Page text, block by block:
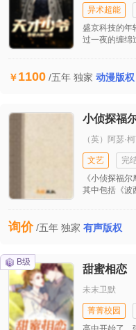
异术超能
盛京科技的年
过一夜的缠绵
和苏瞳之间的
1100 /五年 独家 动漫版权
小侦探福
（英）阿瑟·
文艺
完
《小侦探福
其中包括《波
神秘新娘》、
激，情节跌
相。
询价 /五年 独家 有声版权
B级
甜蜜相恋
未末卫默
菁菁校园